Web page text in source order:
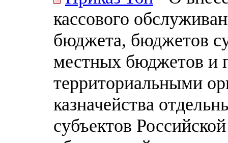
кассового
бюджета, бюджетов
местных бюджетов и
территориальными
казначейства
субъектов